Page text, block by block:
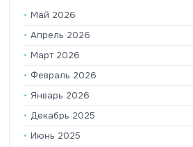
Май 2026
Апрель 2026
Март 2026
Февраль 2026
Январь 2026
Декабрь 2025
Июнь 2025